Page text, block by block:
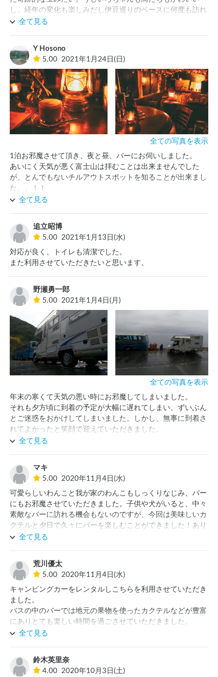
し、経年の変化も楽しみだし伊豆巡りのベースに何度も訪れ
たい。この日は青が凄くきれいな日で最高でした。
全て見る
Y Hosono
5.00 2021年1月24日(日)
全ての写真を表示
1泊お邪魔させて頂き、夜と昼、バーにお伺いしました。
あいにく天気が悪く富士山は拝むことは出来ませんでした
が、とんでもないチルアウトスポットを知ることが出来まし
た、、！！
炊事場がないので極力紙皿など洗い物が出ない工夫が必要で
婦お2人とのお話を存分に堪能されてください。
また、周辺の食事処などの情報にも詳しくおすすめスポット
を教えて頂きました！
ありがとうございます。また絶対に来ます。
全て見る
追立昭博
5.00 2021年1月13日(水)
対応が良く、トイレも清潔でした。
また利用させていただきたいと思います。
野瀬勇一郎
5.00 2021年1月4日(月)
全ての写真を表示
年末の寒くて天気の悪い時にお邪魔してしまいました。
それも夕方頃に到着の予定が大幅に遅れてしまい、ずいぶん
とご迷惑をおかけしてしまいました。しかし、無事に到着さ
れてよかったと笑顔で迎えていただきました。
やはりこのThe Old BUSのポイントは①ロケーション②バス
ャンプができる準備もされているようです。ただし、バスの
中でまったりと暖房の効いたところで、お酒を酌み交わしな
がら、お二方のお話をうかがう。とても楽しいひとときでし
た。今度はできたら、1泊といわず、2泊3日で、中日をきっ
ちりと居座るカタチでお邪魔できたらと思います。ありがと
うございました。
全て見る
マキ
5.00 2020年11月4日(水)
可愛らしいわんこと我が家のわんこもしっくりなじみ、バー
にもお邪魔させていただきました。子供や犬がいると、中々
素敵なバーに訪れる機会もないのですが、今回は美味しいカ
クテルと夕日で久々にバーを楽しむことができました！あり
がとうございます
全て見る
荒川優太
5.00 2020年11月4日(水)
キャンピングカーをレンタルしこちらを利用させていただき
ました。
バスの中のバーでは地元の果物を使ったカクテルなどが豊富
にありとても楽しい時間を過ごさせていただきました。
また朝正面に見える富士山も絶景でした。
全て見る
鈴木英里奈
4.00 2020年10月3日(土)